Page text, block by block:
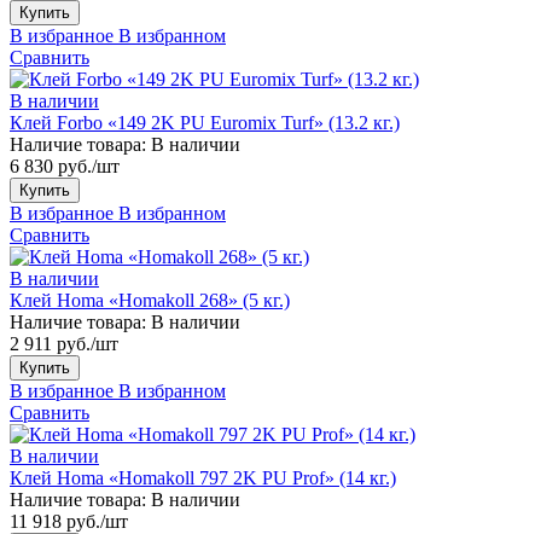
Купить
В избранное В избранном
Сравнить
В наличии
Клей Forbo «149 2K PU Euromix Turf» (13.2 кг.)
Наличие товара: В наличии
6 830 руб./шт
Купить
В избранное В избранном
Сравнить
В наличии
Клей Homa «Homakoll 268» (5 кг.)
Наличие товара: В наличии
2 911 руб./шт
Купить
В избранное В избранном
Сравнить
В наличии
Клей Homa «Homakoll 797 2K PU Prof» (14 кг.)
Наличие товара: В наличии
11 918 руб./шт